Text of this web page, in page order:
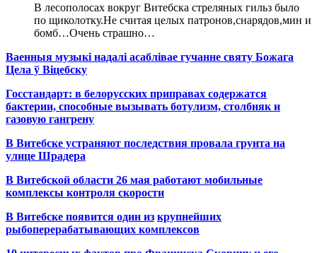
В лесополосах вокруг Витебска стреляных гильз было
по щиколотку.Не считая целых патронов,снарядов,мин и
бомб…Очень страшно…
Ваенныя музыкі надалі асаблівае гучанне святу Божага
Цела ў Віцебску
Госстандарт: в белорусских приправах содержатся
бактерии, способные вызывать ботулизм, столбняк и
газовую гангрену
В Витебске устраняют последствия провала грунта на
улице Шрадера
В Витебской области 26 мая работают мобильные
комплексы контроля скорости
В Витебске появится один из крупнейших
рыбоперерабатывающих комплексов